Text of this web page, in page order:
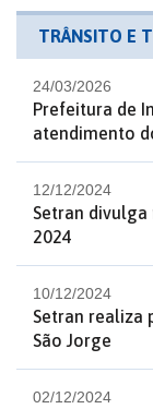
TRÂNSITO E
24/03/2026
Prefeitura de
atendimento
12/12/2024
Setran
2024
10/12/2024
Setran realiza
São Jorge
02/12/2024